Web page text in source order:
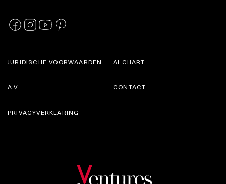
JURIDISCHE VOORWAARDEN
A.V.
AI CHART
CONTACT
PRIVACYVERKLARING